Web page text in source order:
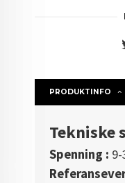
PRODUKTINFO
Tekniske
Spenning : 9-